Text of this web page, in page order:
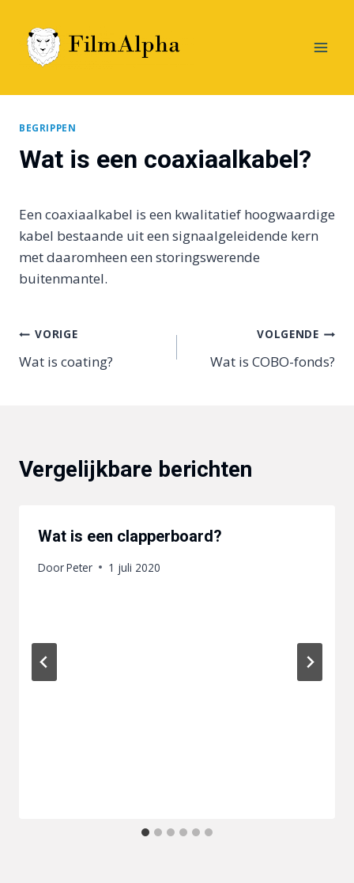
inhoud
BEGRIPPEN
Wat is een coaxiaalkabel?
Een coaxiaalkabel is een kwalitatief hoogwaardige
kabel bestaande uit een signaalgeleidende kern
met daaromheen een storingswerende
buitenmantel.
Bericht
navigatie
VORIGE
Wat is coating?
VOLGENDE
Wat is COBO-fonds?
Vergelijkbare berichten
Wat is een clapperboard?
DoorPeter 1 juli 2020